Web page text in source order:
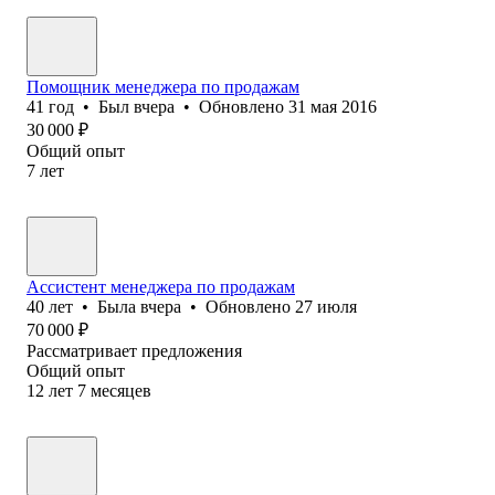
Помощник менеджера по продажам
41 год • Был вчера • Обновлено 31 мая 2016
30 000 ₽
Общий опыт
7 лет
Ассистент менеджера по продажам
40 лет • Была вчера • Обновлено 27 июля
70 000 ₽
Рассматривает предложения
Общий опыт
12 лет 7 месяцев